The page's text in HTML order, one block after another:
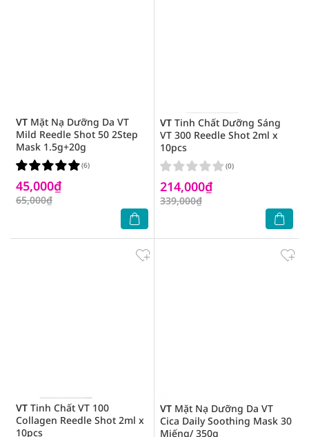
VT Mặt Nạ Dưỡng Da VT
Mild Reedle Shot 50 2Step
Mask 1.5g+20g
45,000₫
65,000₫
(6)
VT Tinh Chất Dưỡng Sáng
VT 300 Reedle Shot 2ml x
10pcs
214,000₫
339,000₫
(0)
VT Tinh Chất VT 100
Collagen Reedle Shot 2ml x
10pcs
VT Mặt Nạ Dưỡng Da VT
Cica Daily Soothing Mask 30
Miếng/ 350g